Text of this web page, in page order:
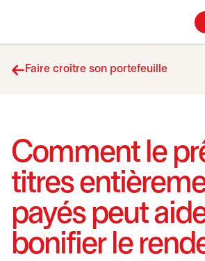
Faire croître son portefeuille
Comment le
titres
payés peut
bonifier le